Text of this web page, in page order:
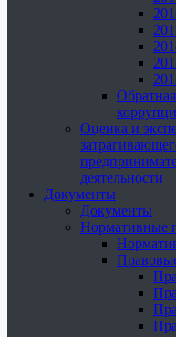
Оценка и
деятельности
Документы
Документы
Нормативные